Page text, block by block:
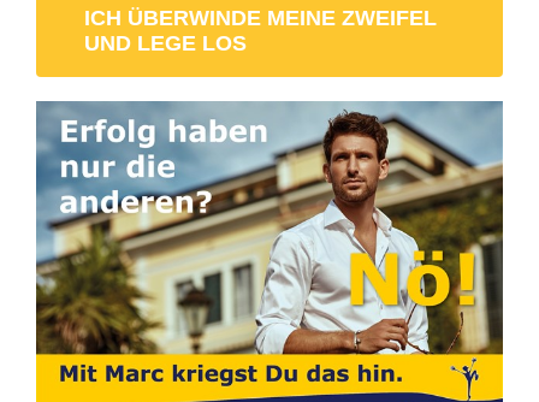
ICH ÜBERWINDE MEINE ZWEIFEL
UND LEGE LOS